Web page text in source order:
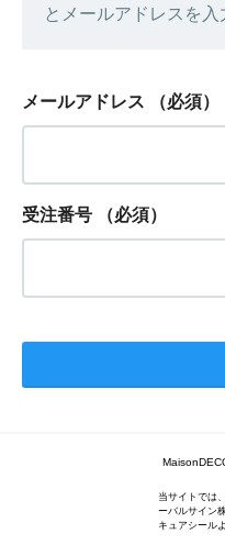
とメールアドレスを入
メールアドレス （必須）
受注番号 （必須）
当サイトでは
ーバルサイン
キュアシール